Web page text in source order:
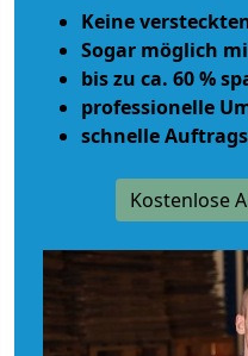
Keine
Sogar möglich
bis zu ca. 60 %
professionelle
schnelle
Kostenlose